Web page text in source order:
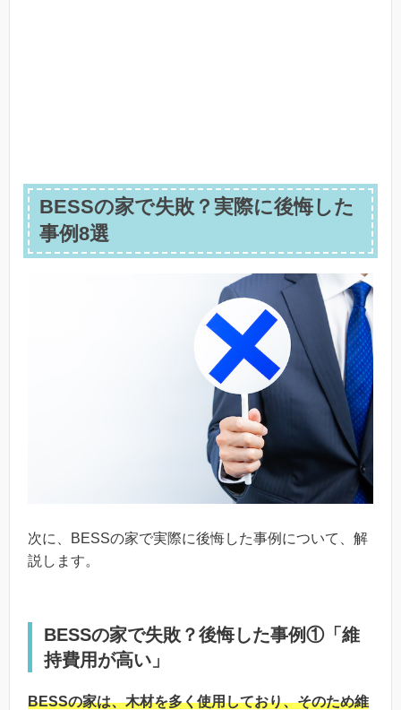
BESSの家で失敗？実際に後悔した
事例8選
次に、BESSの家で実際に後悔した事例について、解
説します。
BESSの家で失敗？後悔した事例①「維
持費用が高い」
BESSの家は、木材を多く使用しており、そのため維